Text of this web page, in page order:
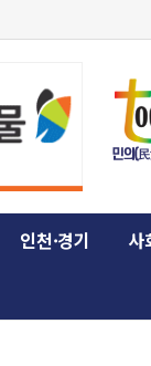
인천·경기 사